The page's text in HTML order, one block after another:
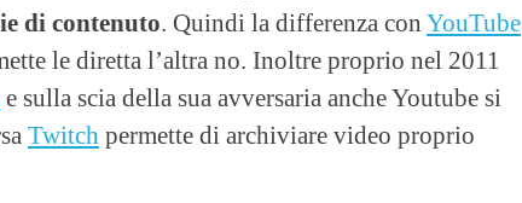
di contenuto. Quindi la differenza con YouTube
le diretta l’altra no. Inoltre proprio nel 2011
e sulla scia della sua avversaria anche Youtube si
Twitch permette di archiviare video proprio